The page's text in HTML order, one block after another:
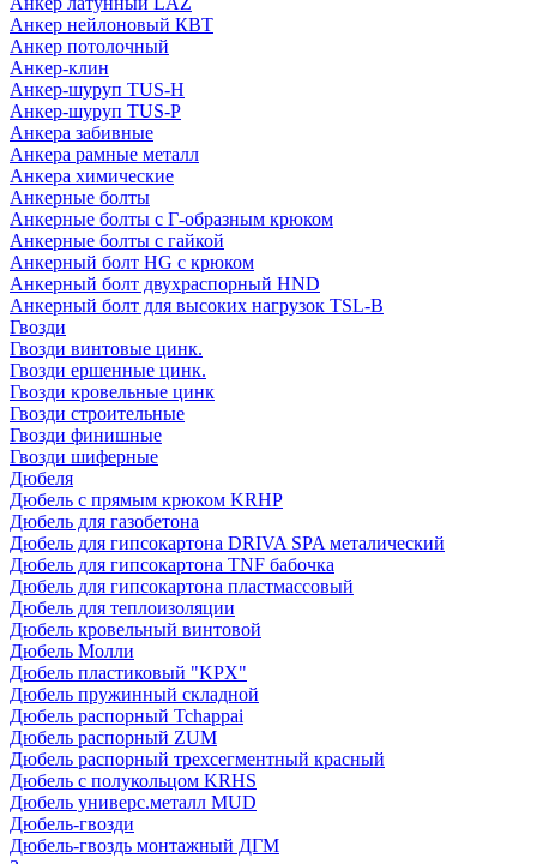
Анкер нейлоновый КВТ
Анкер потолочный
Анкер-клин
Анкер-шуруп TUS-H
Анкер-шуруп TUS-P
Анкера забивные
Анкера рамные металл
Анкера химические
Анкерные болты
Анкерные болты с Г-образным крюком
Анкерные болты с гайкой
Анкерный болт HG с крюком
Анкерный болт двухраспорный HND
Анкерный болт для высоких нагрузок TSL-B
Гвозди
Гвозди винтовые цинк.
Гвозди ершенные цинк.
Гвозди кровельные цинк
Гвозди строительные
Гвозди финишные
Гвозди шиферные
Дюбеля
Дюбель с прямым крюком KRHP
Дюбель для газобетона
Дюбель для гипсокартона DRIVA SPA металический
Дюбель для гипсокартона TNF бабочка
Дюбель для гипсокартона пластмассовый
Дюбель для теплоизоляции
Дюбель кровельный винтовой
Дюбель Молли
Дюбель пластиковый "KPX"
Дюбель пружинный складной
Дюбель распорный Tchappai
Дюбель распорный ZUM
Дюбель распорный трехсегментный красный
Дюбель с полукольцом KRHS
Дюбель универс.металл MUD
Дюбель-гвозди
Дюбель-гвоздь монтажный ДГМ